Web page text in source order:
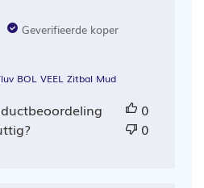
Geverifieerde koper
BOL VEEL Zitbal Mud
0
0